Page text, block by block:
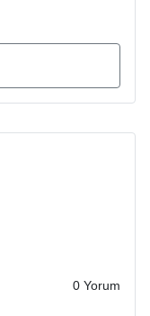
0 Yorum